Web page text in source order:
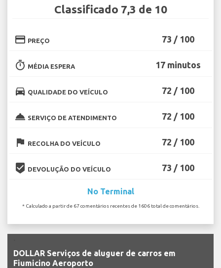
Classificado 7,3 de 10
credit_card PREÇO 73 / 100
timer MÉDIA ESPERA 17 minutos
directions_car QUALIDADE DO VEÍCULO 72 / 100
room_service SERVIÇO DE ATENDIMENTO 72 / 100
flag RECOLHA DO VEÍCULO 72 / 100
beenhere DEVOLUÇÃO DO VEÍCULO 73 / 100
No Terminal
* Calculado a partir de 67 comentários recentes de 1606 total de comentários.
DOLLAR Serviços de aluguer de carros em
Fiumicino Aeroporto